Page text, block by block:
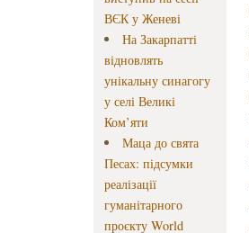
ВЄК у Женеві
На Закарпатті
відновлять
унікальну синагогу
у селі Великі
Ком’яти
Маца до свята
Песах: підсумки
реалізації
гуманітарного
проєкту World